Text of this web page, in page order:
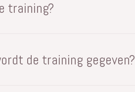
training?
de training gegeven?